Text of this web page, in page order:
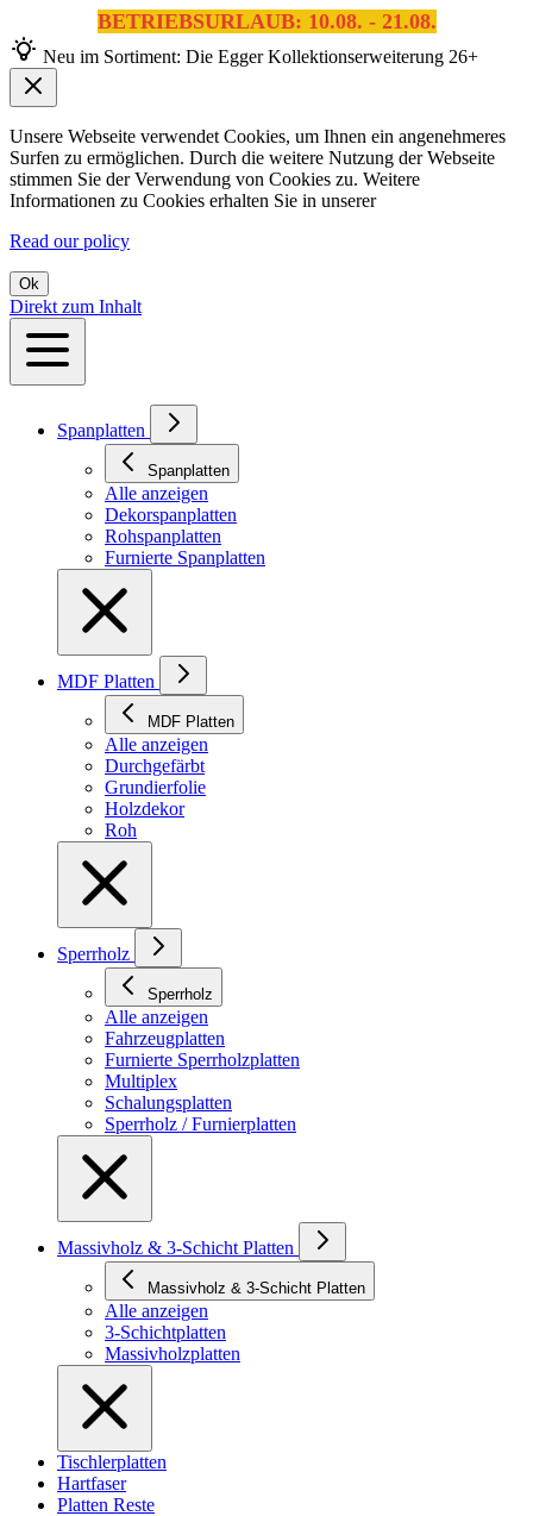
BETRIEBSURLAUB: 10.08. - 21.08.
Neu im Sortiment: Die Egger Kollektionserweiterung 26+
Unsere Webseite verwendet Cookies, um Ihnen ein angenehmeres
Surfen zu ermöglichen. Durch die weitere Nutzung der Webseite
stimmen Sie der Verwendung von Cookies zu. Weitere
Informationen zu Cookies erhalten Sie in unserer
Read our policy
Ok
Direkt zum Inhalt
Spanplatten
Spanplatten
Alle anzeigen
Dekorspanplatten
Rohspanplatten
Furnierte Spanplatten
MDF Platten
MDF Platten
Alle anzeigen
Durchgefärbt
Grundierfolie
Holzdekor
Roh
Sperrholz
Sperrholz
Alle anzeigen
Fahrzeugplatten
Furnierte Sperrholzplatten
Multiplex
Schalungsplatten
Sperrholz / Furnierplatten
Massivholz & 3-Schicht Platten
Massivholz & 3-Schicht Platten
Alle anzeigen
3-Schichtplatten
Massivholzplatten
Tischlerplatten
Hartfaser
Platten Reste